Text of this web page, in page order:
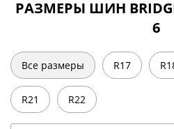
РАЗМЕРЫ ШИН
6
Все размеры R17
R21 R22